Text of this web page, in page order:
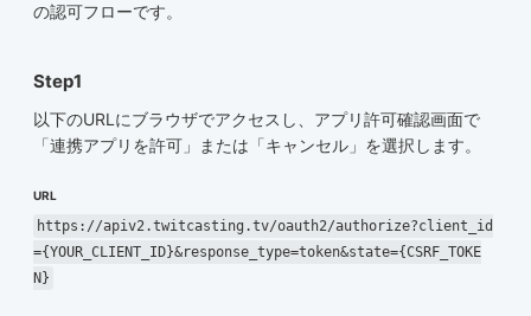
の認可フローです。
Step1
以下のURLにブラウザでアクセスし、アプリ許可確認画面で
「連携アプリを許可」または「キャンセル」を選択します。
URL
https://apiv2.twitcasting.tv/oauth2/authorize?client_id
={YOUR_CLIENT_ID}&response_type=token&state={CSRF_TOKE
N}